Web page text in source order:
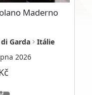
Maderno
Garda
Itálie
2026